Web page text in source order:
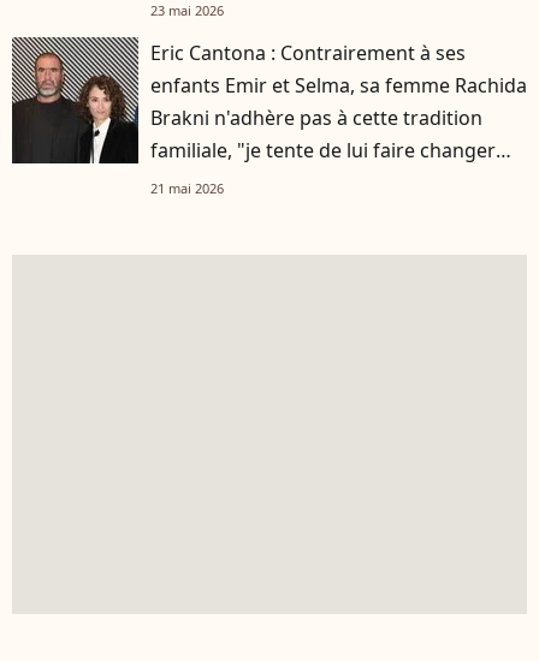
23 mai 2026
Eric Cantona : Contrairement à ses
enfants Emir et Selma, sa femme Rachida
Brakni n'adhère pas à cette tradition
familiale, "je tente de lui faire changer
d'avis"
21 mai 2026